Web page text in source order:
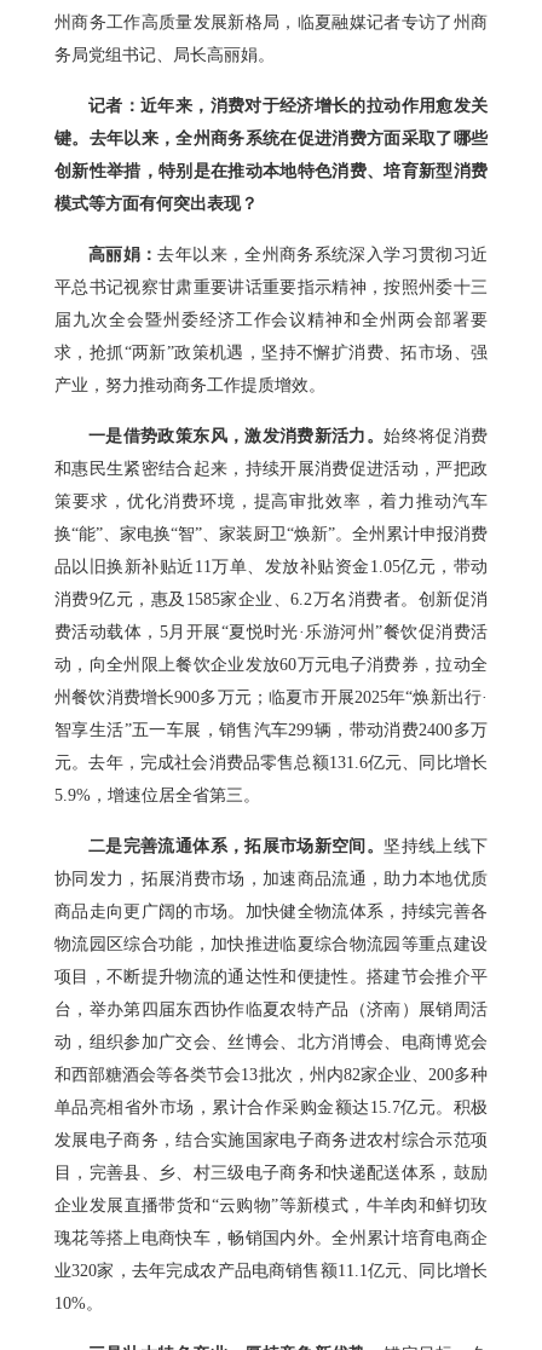
州商务工作高质量发展新格局，临夏融媒记者专访了州商
务局党组书记、局长高丽娟。
记者：近年来，消费对于经济增长的拉动作用愈发关
键。去年以来，全州商务系统在促进消费方面采取了哪些
创新性举措，特别是在推动本地特色消费、培育新型消费
模式等方面有何突出表现？
高丽娟：去年以来，全州商务系统深入学习贯彻习近
平总书记视察甘肃重要讲话重要指示精神，按照州委十三
届九次全会暨州委经济工作会议精神和全州两会部署要
求，抢抓“两新”政策机遇，坚持不懈扩消费、拓市场、强
产业，努力推动商务工作提质增效。
一是借势政策东风，激发消费新活力。始终将促消费
和惠民生紧密结合起来，持续开展消费促进活动，严把政
策要求，优化消费环境，提高审批效率，着力推动汽车
换“能”、家电换“智”、家装厨卫“焕新”。全州累计申报消费
品以旧换新补贴近11万单、发放补贴资金1.05亿元，带动
消费9亿元，惠及1585家企业、6.2万名消费者。创新促消
费活动载体，5月开展“夏悦时光·乐游河州”餐饮促消费活
动，向全州限上餐饮企业发放60万元电子消费券，拉动全
州餐饮消费增长900多万元；临夏市开展2025年“焕新出行·
智享生活”五一车展，销售汽车299辆，带动消费2400多万
元。去年，完成社会消费品零售总额131.6亿元、同比增长
5.9%，增速位居全省第三。
二是完善流通体系，拓展市场新空间。 坚持线上线下
协同发力，拓展消费市场，加速商品流通，助力本地优质
商品走向更广阔的市场。加快健全物流体系，持续完善各
物流园区综合功能，加快推进临夏综合物流园等重点建设
项目，不断提升物流的通达性和便捷性。搭建节会推介平
台，举办第四届东西协作临夏农特产品（济南）展销周活
动，组织参加广交会、丝博会、北方消博会、电商博览会
和西部糖酒会等各类节会13批次，州内82家企业、200多种
单品亮相省外市场，累计合作采购金额达15.7亿元。积极
发展电子商务，结合实施国家电子商务进农村综合示范项
目，完善县、乡、村三级电子商务和快递配送体系，鼓励
企业发展直播带货和“云购物”等新模式，牛羊肉和鲜切玫
瑰花等搭上电商快车，畅销国内外。全州累计培育电商企
业320家，去年完成农产品电商销售额11.1亿元、同比增长
10%。